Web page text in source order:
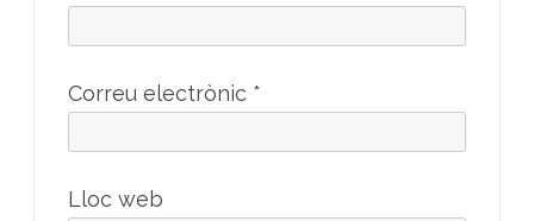
Correu electrònic *
Lloc web